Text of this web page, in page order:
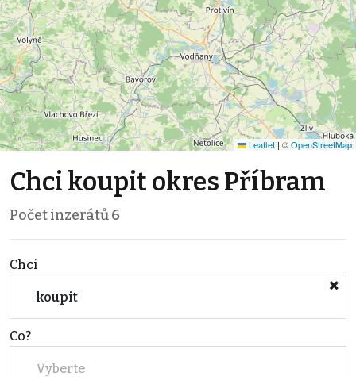
Leaflet |©OpenStreetMap
Chci koupit okres Příbram
Počet inzerátů6
Chci
koupit
Co?
Vyberte